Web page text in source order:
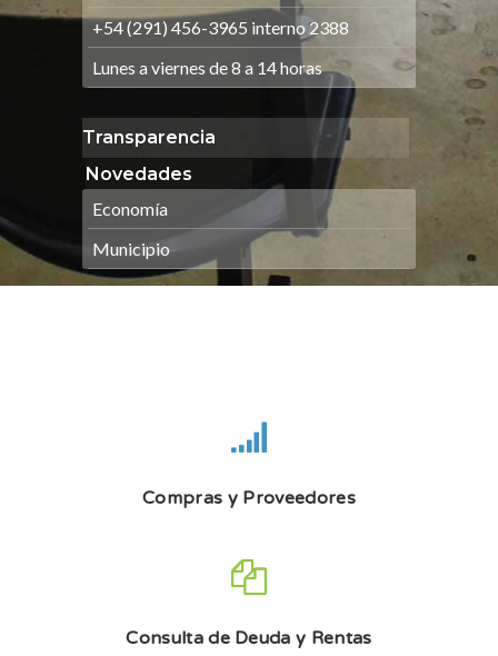
+54 (291) 456-3965 interno 2388
Lunes a viernes de 8 a 14 horas
Transparencia
Novedades
Economía
Municipio
Compras y Proveedores
Consulta de Deuda y Rentas